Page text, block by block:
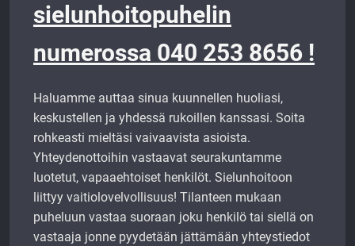
sielunhoitopuhelin
numerossa 040 253 8656 !
Haluamme auttaa sinua kuunnellen huoliasi,
keskustellen ja yhdessä rukoillen kanssasi. Soita
rohkeasti mieltäsi vaivaavista asioista.
Yhteydenottoihin vastaavat seurakuntamme
luotetut, vapaaehtoiset henkilöt. Sielunhoitoon
liittyy vaitiolovelvollisuus! Tilanteen mukaan
puheluun vastaa suoraan joku henkilö tai siellä on
vastaaja jonne pyydetään jättämään yhteystiedot